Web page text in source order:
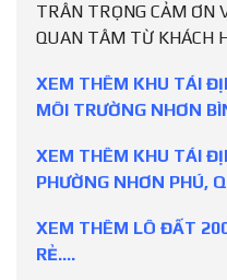
TRÂN TRỌNG CẢM ƠN
QUAN TÂM TỪ KHÁCH
XEM THÊM KHU TÁI
MÔI TRƯỜNG NHƠN
XEM THÊM KHU TÁI
PHƯỜNG NHƠN PHÚ,
XEM THÊM LÔ ĐẤT
RẺ….